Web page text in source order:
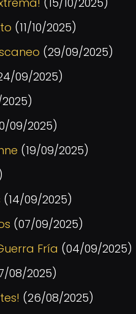
(11/10/2025)
(29/09/2025)
09/2025)
09/2025)
(19/09/2025)
(14/09/2025)
(07/09/2025)
Fría (04/09/2025)
08/2025)
(26/08/2025)